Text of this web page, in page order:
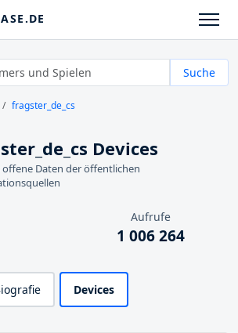
Suche
fragster_de_cs
Devices
offene Daten der öffentlichen
Aufrufe
1 006 264
Devices